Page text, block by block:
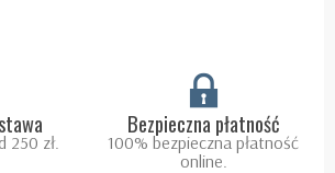
250 zł.
Bezpieczna płatność
100% bezpieczna płatność
online.